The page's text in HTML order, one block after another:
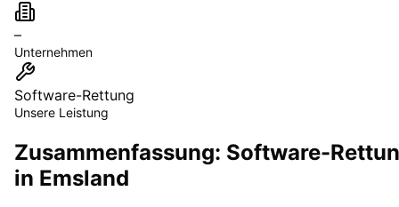
–
Unternehmen
Software-Rettung
Unsere Leistung
Zusammenfassung: Software-
in Emsland